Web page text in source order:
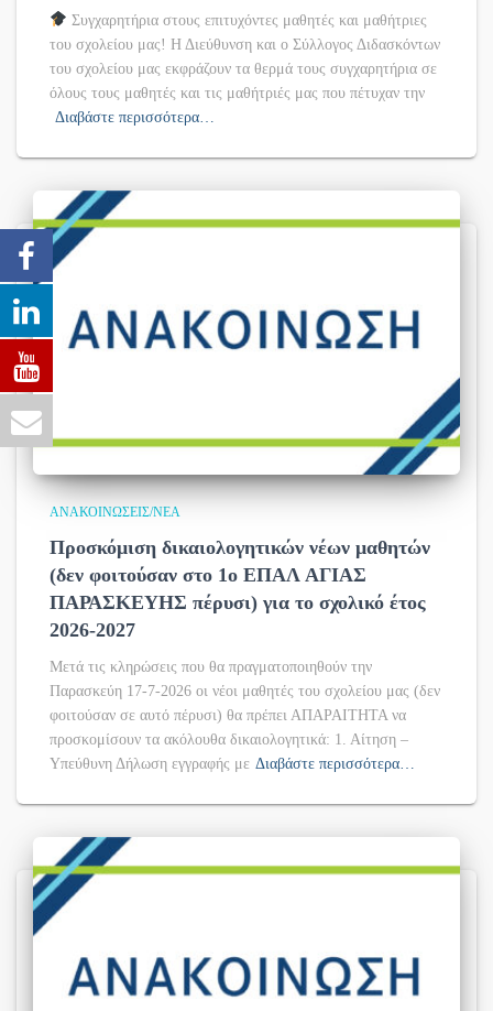
Συγχαρητήρια στους επιτυχόντες μαθητές και μαθήτριες
του σχολείου μας! Η Διεύθυνση και ο Σύλλογος Διδασκόντων
του σχολείου μας εκφράζουν τα θερμά τους συγχαρητήρια σε
όλους τους μαθητές και τις μαθήτριές μας που πέτυχαν την
Διαβάστε περισσότερα…
ΑΝΑΚΟΙΝΏΣΕΙΣ/ΝΈΑ
Προσκόμιση δικαιολογητικών νέων μαθητών
(δεν φοιτούσαν στο 1ο ΕΠΑΛ ΑΓΙΑΣ
ΠΑΡΑΣΚΕΥΗΣ πέρυσι) για το σχολικό έτος
2026-2027
Μετά τις κληρώσεις που θα πραγματοποιηθούν την
Παρασκεύη 17-7-2026 οι νέοι μαθητές του σχολείου μας (δεν
φοιτούσαν σε αυτό πέρυσι) θα πρέπει ΑΠΑΡΑΙΤΗΤΑ να
προσκομίσουν τα ακόλουθα δικαιολογητικά: 1. Αίτηση –
Υπεύθυνη Δήλωση εγγραφής με Διαβάστε περισσότερα…